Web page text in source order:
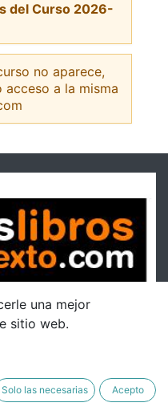
del Curso 2026-
no aparece,
a la misma
una mejor
sitio web.
Solo las necesarias Acepto